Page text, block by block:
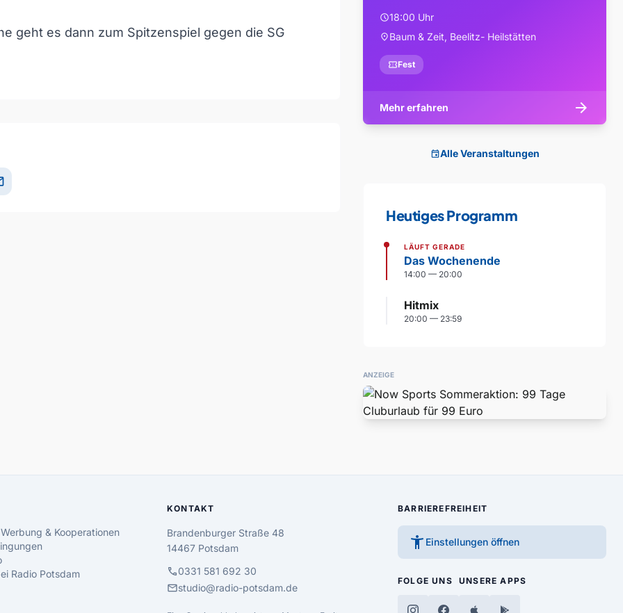
geht es dann zum Spitzenspiel gegen die SG
schedule18:00 Uhr
location_onBaum & Zeit, Beelitz- Heilstätten
confirmation_numberFest
Mehr erfahren arrow_forward
eventAlle Veranstaltungen
Heutiges Programm
LÄUFT GERADE
Das Wochenende
14:00 — 20:00
Hitmix
20:00 — 23:59
ANZEIGE
& Kooperationen
Radio Potsdam
KONTAKT
Brandenburger Straße 48
14467 Potsdam
call0331 581 692 30
mailstudio@radio-potsdam.de
BARRIEREFREIHEIT
accessibility_new Einstellungen öffnen
FOLGE UNS UNSERE APPS